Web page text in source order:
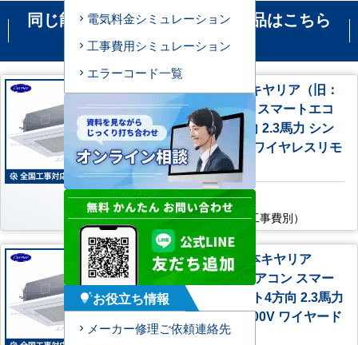
同じ能力の機種で比較される商品はこちら
です
GUEA056111XU 日本キヤリア（旧：
東芝） 業務用エアコン スマートエコ
neo 天井カセット4方向 2.3馬力 シン
グル 標準型 三相200V ワイヤレスリモ
コン
AC特別価格
185,800 円（税込・工事費別）
GUEA056111MUB 日本キヤリア
（旧：東芝） 業務用エアコン スマー
トエコneo 天井カセット4方向 2.3馬力
シングル 標準型 三相200V ワイヤード
リモコン
電気料金シミュレーション
工事費用シミュレーション
エラーコード一覧
tips_and_updatesお役立ち情報
メーカー修理ご依頼連絡先